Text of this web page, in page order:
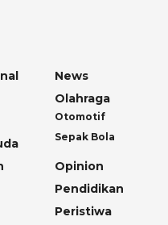
News
Olahraga
Otomotif
Sepak Bola
Opinion
Pendidikan
Peristiwa